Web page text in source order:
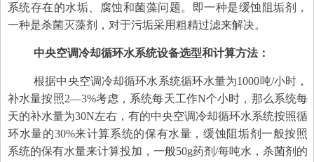
系统存在的水垢、腐蚀和菌藻问题。即一种是缓蚀阻垢剂，
一种是杀菌灭藻剂，对于污垢采用粗精过滤来解决。
中央空调冷却循环水系统设备选型和计算方法：
根据中央空调冷却循环水系统循环水量为1000吨/小时，
补水量按照2—3%考虑，系统每天工作N个小时，那么系统每
天的补水量为30N左右，有的中央空调冷却循环水系统按照循
环水量的30%来计算系统的保有水量，缓蚀阻垢剂一般按照
系统的保有水量来计算投加，一般50g药剂/每吨水，杀菌剂的